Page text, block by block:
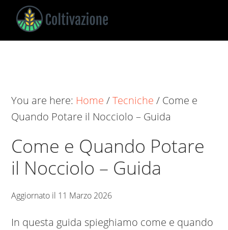
Skip
main
Skip
primary
Skip
footer
Coltivazione
Coltivare
You are here: Home /Tecniche / Come e
Quando Potare il Nocciolo – Guida
Come e Quando Potare
il Nocciolo – Guida
Aggiornato il 11 Marzo 2026
In questa guida spieghiamo come e quando